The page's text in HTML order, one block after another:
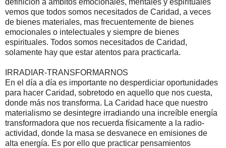
vemos que todos somos necesitados de Caridad, a veces
de bienes materiales, mas frecuentemente de bienes
emocionales o intelectuales y siempre de bienes
espirituales. Todos somos necesitados de Caridad,
solamente hay que estar atentos para practicarla.
IRRADIAR-TRANSFORMARNOS
En el día a día es importante no desperdiciar oportunidades
para hacer Caridad, sobretodo en aquello que nos cuesta,
donde más nos transforma. La Caridad hace que nuestro
materialismo se desintegre irradiando una increíble energía
transformadora que nos recuerda físicamente a la radio-
actividad, donde la masa se desvanece en emisiones de
alta energía. Es por ello que practicar pensamientos